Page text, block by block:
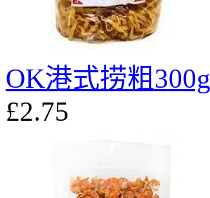
OK港式捞粗300g
£2.75